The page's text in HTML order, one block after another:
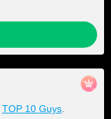
TOP 10 Guys